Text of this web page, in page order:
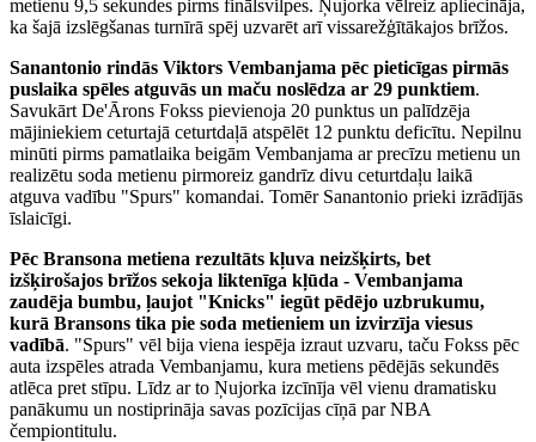
metienu 9,5 sekundes pirms finālsvilpes. Ņujorka vēlreiz apliecināja,
ka šajā izslēgšanas turnīrā spēj uzvarēt arī vissarežģītākajos brīžos.
Sanantonio rindās Viktors Vembanjama pēc pieticīgas pirmās
puslaika spēles atguvās un maču noslēdza ar 29 punktiem.
Savukārt De'Ārons Fokss pievienoja 20 punktus un palīdzēja
mājiniekiem ceturtajā ceturtdaļā atspēlēt 12 punktu deficītu. Nepilnu
minūti pirms pamatlaika beigām Vembanjama ar precīzu metienu un
realizētu soda metienu pirmoreiz gandrīz divu ceturtdaļu laikā
atguva vadību "Spurs" komandai. Tomēr Sanantonio prieki izrādījās
īslaicīgi.
Pēc Bransona metiena rezultāts kļuva neizšķirts, bet
izšķirošajos brīžos sekoja liktenīga kļūda - Vembanjama
zaudēja bumbu, ļaujot "Knicks" iegūt pēdējo uzbrukumu,
kurā Bransons tika pie soda metieniem un izvirzīja viesus
vadībā. "Spurs" vēl bija viena iespēja izraut uzvaru, taču Fokss pēc
auta izspēles atrada Vembanjamu, kura metiens pēdējās sekundēs
atlēca pret stīpu. Līdz ar to Ņujorka izcīnīja vēl vienu dramatisku
panākumu un nostiprināja savas pozīcijas cīņā par NBA
čempiontitulu.